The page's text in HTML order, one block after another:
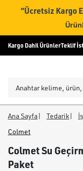
“Ücretsiz Kargo
Kargo Dahil ÜrünlerTeklif
Ana Sayfa| Tedarik|
Colmet
Colmet Su
Paket